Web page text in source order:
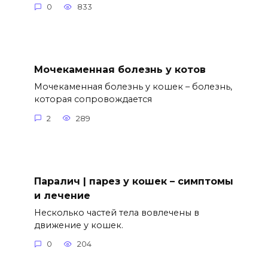
0 833
Мочекаменная болезнь у котов
Мочекаменная болезнь у кошек – болезнь,
которая сопровождается
2 289
Паралич | парез у кошек – симптомы
и лечение
Несколько частей тела вовлечены в
движение у кошек.
0 204